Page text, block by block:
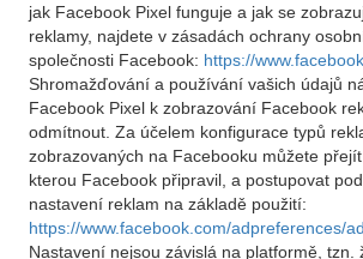
jak Facebook Pixel funguje a jak se
reklamy, najdete v zásadách ochrany
společnosti Facebook: https://
Shromažďování a používání vašich údajů
Facebook Pixel k zobrazování Facebook
odmítnout. Za účelem konfigurace typů
zobrazovaných na Facebooku můžete přejít
kterou Facebook připravil, a postupovat
nastavení reklam na základě použití:
https://www.facebook.com/adpreferences/
Nastavení nejsou závislá na platformě, tzn.